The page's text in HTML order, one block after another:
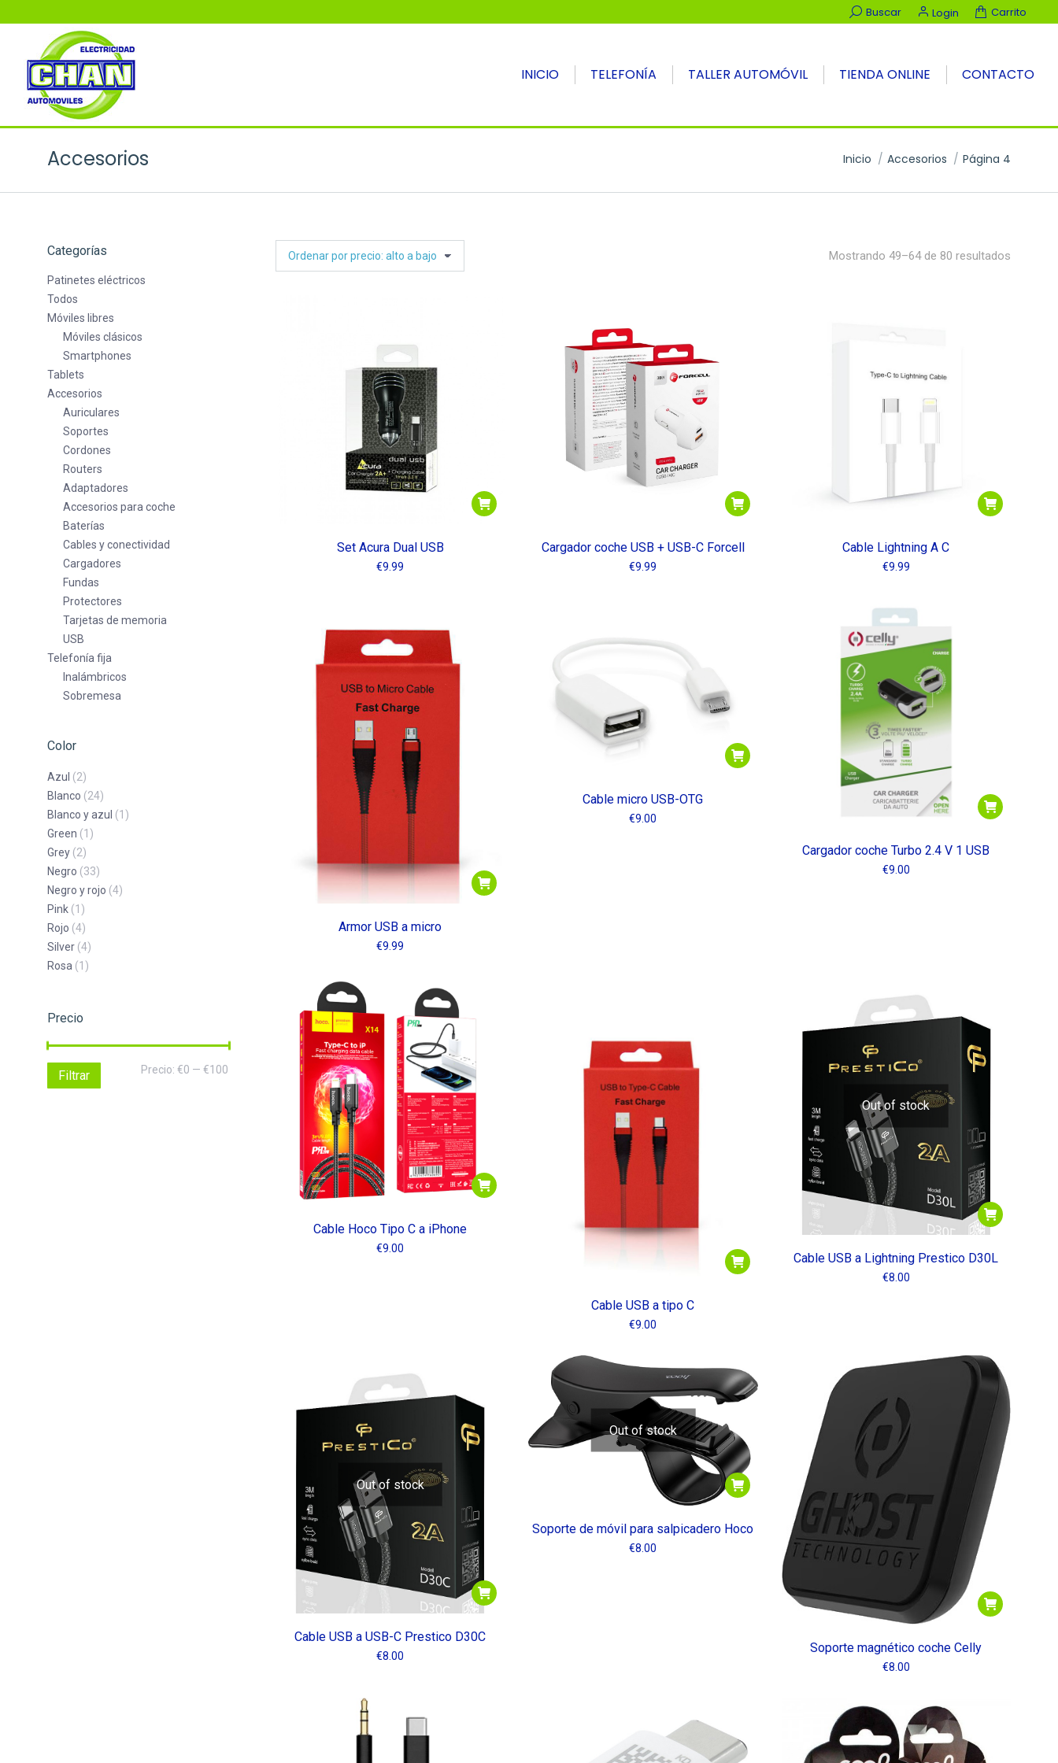
Buscar:
Buscar Login Carrito
INICIO TELEFONÍA TALLER AUTOMÓVIL TIENDA ONLINE CONTACTO
Accesorios Estás aquí:
Inicio Accesorios Página 4
Mostrando 49–64 de 80 resultados
Set Acura Dual USB
€9.99
Cargador coche USB + USB-C Forcell
€9.99
Cable Lightning A C
€9.99
Armor USB a micro
€9.99
Cable micro USB-OTG
€9.00
Cargador coche Turbo 2.4 V 1 USB
€9.00
Cable Hoco Tipo C a iPhone
€9.00
Cable USB a tipo C
€9.00
Out of stock
Cable USB a Lightning Prestico D30L
€8.00
Out of stock
Cable USB a USB-C Prestico D30C​
€8.00
Out of stock
Soporte de móvil para salpicadero Hoco
€8.00
Soporte magnético coche Celly
€8.00
Categorías
Patinetes eléctricos
Todos
Móviles libres
Móviles clásicos
Smartphones
Tablets
Accesorios
Auriculares
Soportes
Cordones
Routers
Adaptadores
Accesorios para coche
Baterías
Cables y conectividad
Cargadores
Fundas
Protectores
Tarjetas de memoria
USB
Telefonía fija
Inalámbricos
Sobremesa
Color
Azul (2)
Blanco (24)
Blanco y azul (1)
Green (1)
Grey (2)
Negro (33)
Negro y rojo (4)
Pink (1)
Rojo (4)
Silver (4)
Rosa (1)
Precio
Filtrar Precio: €0 — €100